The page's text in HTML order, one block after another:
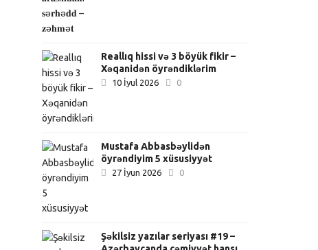
Reallıq hissi və 3 böyük fikir –
Xəqanidən öyrəndiklərim
10 İyul 2026 0
Mustafa Abbasbəylidən
öyrəndiyim 5 xüsusiyyət
27 İyun 2026 0
Şəkilsiz yazılar seriyası #19 –